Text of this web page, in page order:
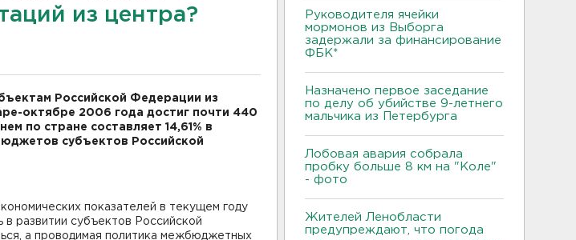
из центра?
Российской Федерации из
октябре 2006 года достиг почти 440
по стране составляет 14,61% в
субъектов Российской
показателей в текущем году
развитии субъектов Российской
а проводимая политика межбюджетных
Руководителя ячейки
мормонов из Выборга
задержали за финансирование
ФБК*
Назначено первое заседание
по делу об убийстве 9-летнего
мальчика из Петербурга
Лобовая авария собрала
пробку больше 8 км на "Коле"
- фото
Жителей Ленобласти
предупреждают, что погода